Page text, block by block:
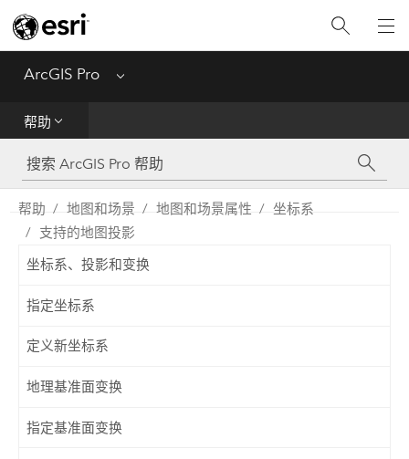
ArcGIS Pro Menu
帮助
工具参考
Python
SDK
帮助 地图和场景 地图和场景属性
坐标系
支持的地图投影
坐标系、投影和变换
指定坐标系
定义新坐标系
地理基准面变换
指定基准面变换